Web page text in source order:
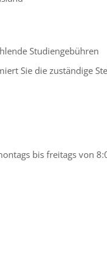
Studiengebühren
Sie die zuständige
bis freitags von